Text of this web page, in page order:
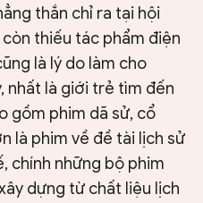
thắn chỉ ra tại hội
thiếu tác phẩm điện
là lý do làm cho
nhất là giới trẻ tìm đến
gồm phim dã sử, cổ
là phim về đề tài lịch sử
chính những bộ phim
dựng từ chất liệu lịch